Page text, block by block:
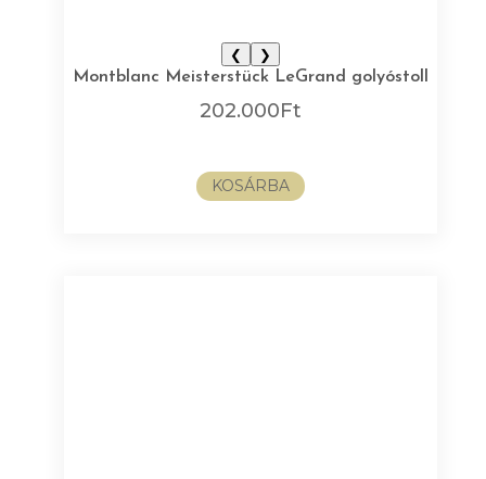
❮
❯
Montblanc Meisterstück LeGrand golyóstoll
202.000Ft
KOSÁRBA